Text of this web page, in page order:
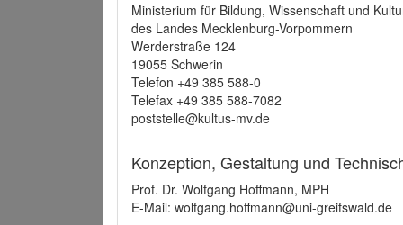
Ministerium für Bildung, Wissenschaft und
des Landes Mecklenburg-Vorpommern
Werderstraße 124
19055 Schwerin
Telefon +49 385 588-0
Telefax +49 385 588-7082
poststelle@kultus-mv.de
Konzeption, Gestaltung und
Prof. Dr. Wolfgang Hoffmann, MPH
E-Mail: wolfgang.hoffmann@uni-greifswald.de